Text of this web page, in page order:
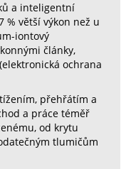
a inteligentní
% větší výkon než u
iontový
články,
ochrana
přehřátím a
a práce téměř
od krytu
tlumičům